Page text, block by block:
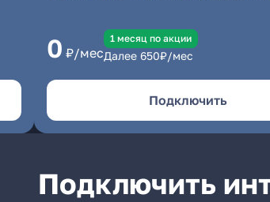
0 ₽/мес
1 месяц по акции
Далее 650₽/мес
Подключить
Подключить